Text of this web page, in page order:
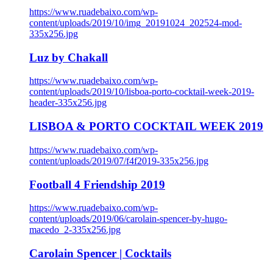
https://www.ruadebaixo.com/wp-
content/uploads/2019/10/img_20191024_202524-mod-
335x256.jpg
Luz by Chakall
https://www.ruadebaixo.com/wp-
content/uploads/2019/10/lisboa-porto-cocktail-week-2019-
header-335x256.jpg
LISBOA & PORTO COCKTAIL WEEK 2019
https://www.ruadebaixo.com/wp-
content/uploads/2019/07/f4f2019-335x256.jpg
Football 4 Friendship 2019
https://www.ruadebaixo.com/wp-
content/uploads/2019/06/carolain-spencer-by-hugo-
macedo_2-335x256.jpg
Carolain Spencer | Cocktails